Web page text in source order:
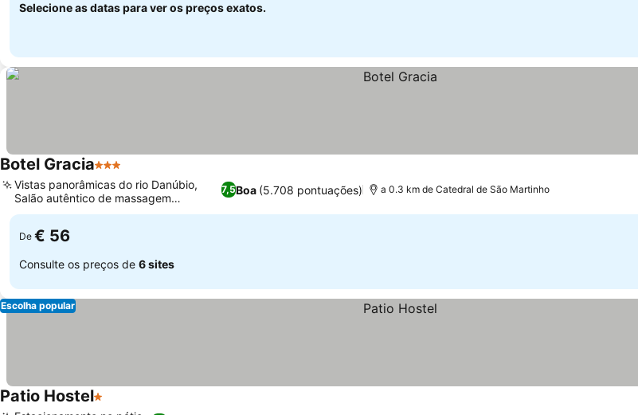
Selecione as datas para ver os preços exatos.
Botel Gracia3 Estrelas
7,5Boa (5.708 pontuações)
Vistas panorâmicas do rio Danúbio,
Salão autêntico de massagem
tailandesa
a 0.3 km de Catedral de São Martinho
De € 56
Consulte os preços de 6 sites
Escolha popular
Patio Hostel1 Estrelas